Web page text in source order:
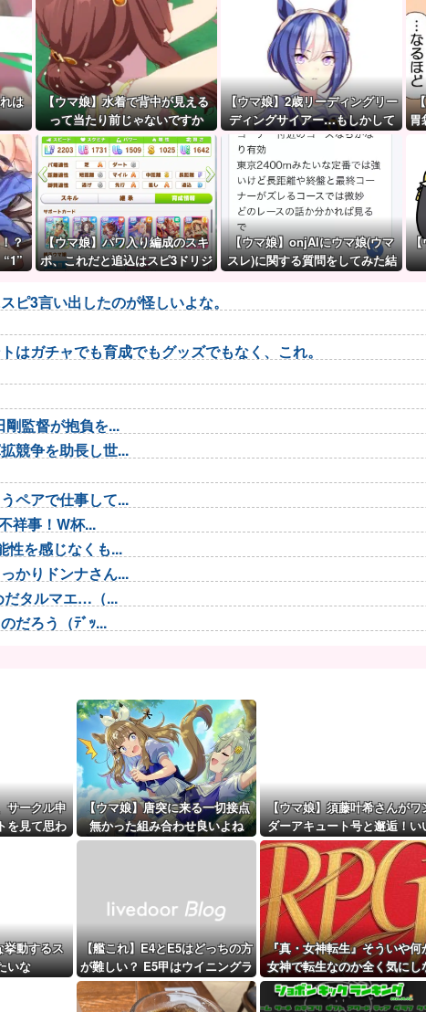
は
【ウマ娘】水着で背中が見える
って当たり前じゃないですか
【ウマ娘】2歳リーディングリー
ディングサイアー…もしかして
シーザリオって凄いのでは？
胃
？
【ウマ娘】パワ入り編成のスキ
ポ、これだと追込はスピ3ドリジ
は？
【ウマ娘】onjAIにウマ娘(ウマ
スレ)に関する質問をしてみた結
【
ピ3言い出したのが怪しいよな。
はガチャでも育成でもグッズでもなく、これ。
監督が抱負を...
競争を助長し世...
ペアで仕事して...
祥事！W杯...
性を感じなくも...
かりドンナさん...
だタルマエ…（...
だろう（ﾃﾞｯ...
が理想のアイド...
は？ 脳の錯覚...
PG起用を示...
万人…新規兵力...
中距離先行編成...
装予定！第...
サークル申
を見て思わ
【ウマ娘】唐突に来る一切接点
無かった組み合わせ良いよね
【ウマ娘】須藤叶希さんがワ
ダーアキュート号と邂逅！い
ツーショットだ
挙動するス
いな
【艦これ】E4とE5はどっちの方
が難しい？ E5甲はウイニングラ
ンって聞いたんだけど
『真・女神転生』そういや何
女神で転生なのか全く気にし
いでプレイしてた『真・女神
生2』